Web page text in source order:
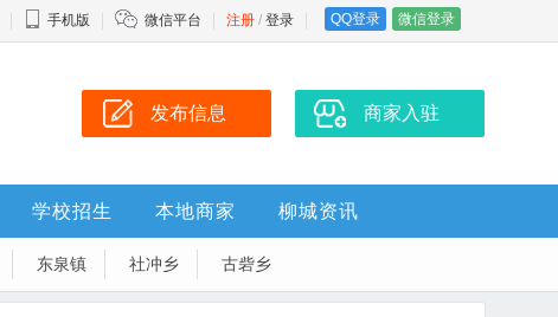
手机版 微信平台 注册 / 登录 QQ登录 微信登录
发布信息 商家入驻
学校招生 本地商家 柳城资讯
东泉镇 社冲乡 古砦乡